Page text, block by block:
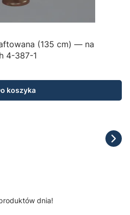
(135 cm) — na
4-387-1
koszyka
dnia!